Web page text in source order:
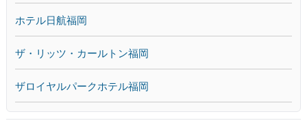
ホテル日航福岡
ザ・リッツ・カールトン福岡
ザロイヤルパークホテル福岡